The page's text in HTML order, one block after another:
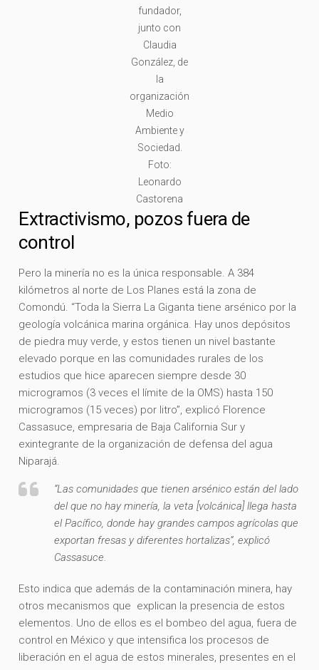
fundador,
junto con
Claudia
González, de
la
organización
Medio
Ambiente y
Sociedad.
Foto:
Leonardo
Castorena
Extractivismo, pozos fuera de
control
Pero la minería no es la única responsable. A 384
kilómetros al norte de Los Planes está la zona de
Comondú. “Toda la Sierra La Giganta tiene arsénico por la
geología volcánica marina orgánica. Hay unos depósitos
de piedra muy verde, y estos tienen un nivel bastante
elevado porque en las comunidades rurales de los
estudios que hice aparecen siempre desde 30
microgramos (3 veces el límite de la OMS) hasta 150
microgramos (15 veces) por litro”, explicó Florence
Cassasuce, empresaria de Baja California Sur y
exintegrante de la organización de defensa del agua
Niparajá.
“Las comunidades que tienen arsénico están del lado
del que no hay minería, la veta [volcánica] llega hasta
el Pacífico, donde hay grandes campos agrícolas que
exportan fresas y diferentes hortalizas”, explicó
Cassasuce.
Esto indica que además de la contaminación minera, hay
otros mecanismos que explican la presencia de estos
elementos. Uno de ellos es el bombeo del agua, fuera de
control en México y que intensifica los procesos de
liberación en el agua de estos minerales, presentes en el